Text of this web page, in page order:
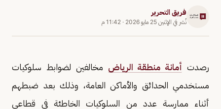
فريق التحرير
نُشر في الإثنين 25 مايو 2026 · 11:42 م
رصدت أمانة منطقة الرياض مخالفين لضوابط سلوكيات
مستخدمي الحدائق والأماكن العامة، وذلك بعد ضبطهم
أثناء ممارسة عدد من السلوكيات الخاطئة في قطاعي